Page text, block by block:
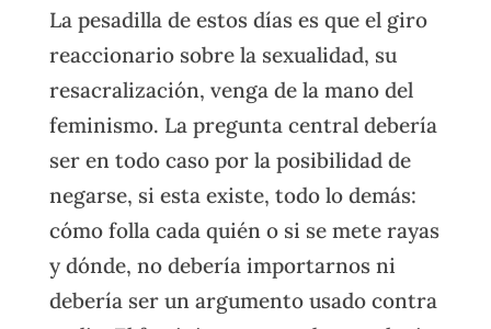
La pesadilla de estos días es que el giro
reaccionario sobre la sexualidad, su
resacralización, venga de la mano del
feminismo. La pregunta central debería
ser en todo caso por la posibilidad de
negarse, si esta existe, todo lo demás:
cómo folla cada quién o si se mete rayas
y dónde, no debería importarnos ni
debería ser un argumento usado contra